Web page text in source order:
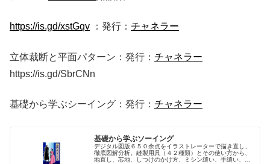
https://is.gd/xstGqv ：発行： チャネラー
立体裁断と平面パターン：発行： チャネラー
https://is.gd/SbrCNn
基礎から学ぶシーイング：発行： チャネラー
基礎から学ぶソーイング
デジタル図版６５０余点をイラストレーターで描き直し、
徹底図解分析。縫製用具（４２種類）とその使い方から、
地直し、芯地、しつけのかけ方、ミシン縫い、手縫い、ボ